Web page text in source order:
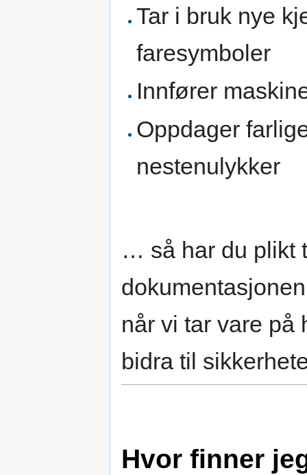
Tar i bruk nye
faresymboler
Innfører
Oppdager
nestenulykker
… så har du plikt
når vi tar vare på
bidra til
Hvor finner